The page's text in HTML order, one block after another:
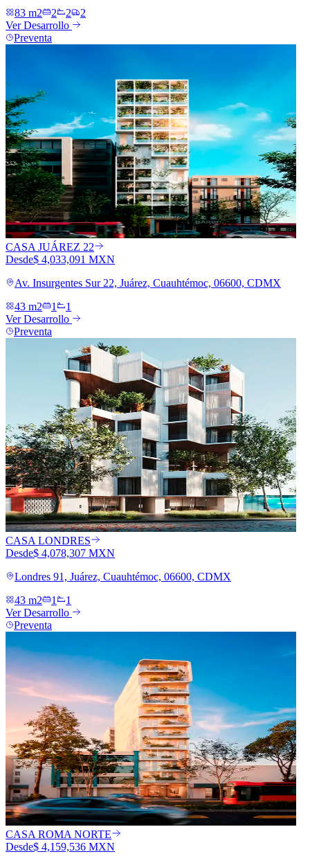
83 m2 2 2
2
Ver Desarrollo
Preventa
CASA JUÁREZ 22
Desde$ 4,033,091 MXN
Av. Insurgentes Sur 22, Juárez, Cuauhtémoc, 06600, CDMX
43 m2
1
1
Ver Desarrollo
Preventa
CASA LONDRES
Desde$ 4,078,307 MXN
Londres 91, Juárez, Cuauhtémoc, 06600, CDMX
43 m2
1
1
Ver Desarrollo
Preventa
CASA ROMA NORTE
Desde$ 4,159,536 MXN